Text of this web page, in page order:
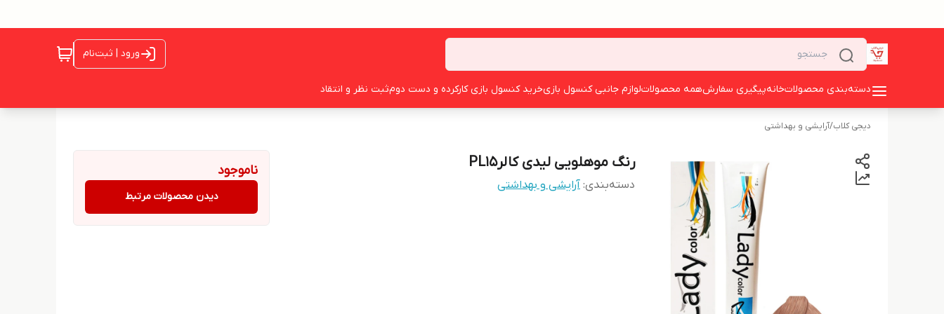
ورود | ثبت‌نام
دسته‌بندی محصولاتخانهپیگیری سفارشهمه محصولاتلوازم جانبی کنسول بازیخرید کنسول بازی کارکرده و دست دومثبت نظر و انتقاد
دیجی کلاب/آرایشی و بهداشتی
رنگ موهلویی لیدی کالرPL15
دسته‌بندی: آرایشی و بهداشتی
ناموجود
دیدن محصولات مرتبط